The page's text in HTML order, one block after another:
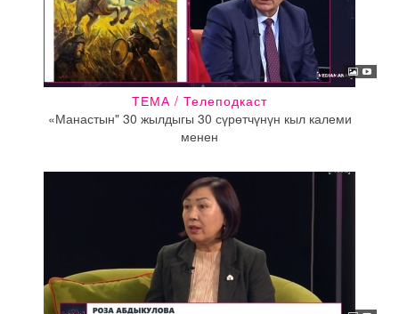
ТЕМА / Телеподкаст
«Манастын" 30 жылдыгы 30 сүрөтчүнүн кыл калеми
менен